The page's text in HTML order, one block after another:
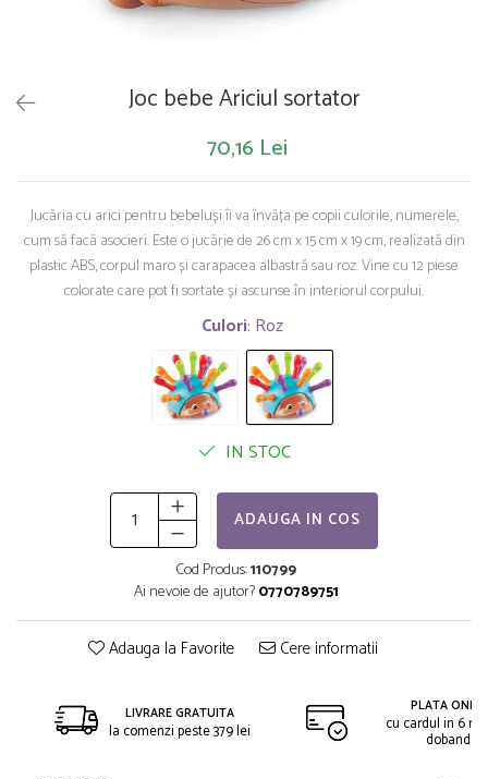
Joc bebe Ariciul sortator
70,16 Lei
Jucăria cu arici pentru bebeluși îi va învăța pe copii culorile, numerele,
cum să facă asocieri. Este o jucărie de 26 cm x 15 cm x 19 cm, realizată din
plastic ABS, corpul maro și carapacea albastră sau roz. Vine cu 12 piese
colorate care pot fi sortate și ascunse în interiorul corpului.
Culori: Roz
IN STOC
ADAUGA IN COS
Cod Produs:110799
Ai nevoie de ajutor?0770789751
Adauga la Favorite Cere informatii
LIVRARE GRATUITA
la comenzi peste 379 lei
PLATA
cu cardul in 6
dobanda